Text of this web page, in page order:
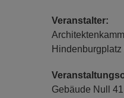
Veranstalter:
Gebäude Null 41